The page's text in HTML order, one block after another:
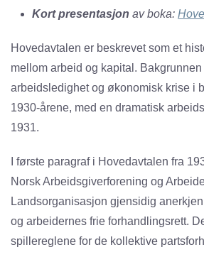
Kort presentasjon av boka:
Hovedavtalen er beskrevet som et
mellom arbeid og kapital.
arbeidsledighet og økonomisk krise i
1930-årene, med en dramatisk
1931.
I første paragraf i Hovedavtalen fra
Norsk Arbeidsgiverforening og
Landsorganisasjon gjensidig
og arbeidernes frie forhandlingsrett.
spillereglene for de kollektive